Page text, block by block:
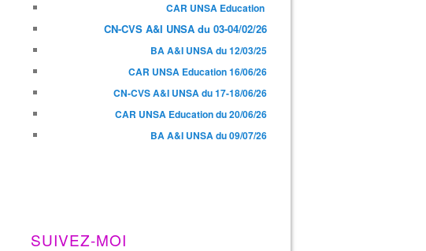
CAR UNSA Education
CN-CVS A&I UNSA du 03-04/02/26
BA A&I UNSA du 12/03/25
CAR UNSA Education 16/06/26
CN-CVS A&I UNSA du 17-18/06/26
CAR UNSA Education du 20/06/26
BA A&I UNSA du 09/07/26
SUIVEZ-MOI